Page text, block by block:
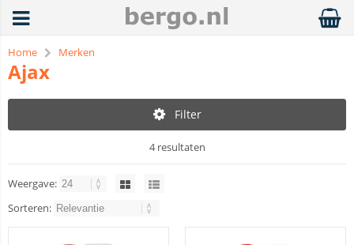
Home Merken
Ajax
Filter
4 resultaten
Weergave:
Sorteren: